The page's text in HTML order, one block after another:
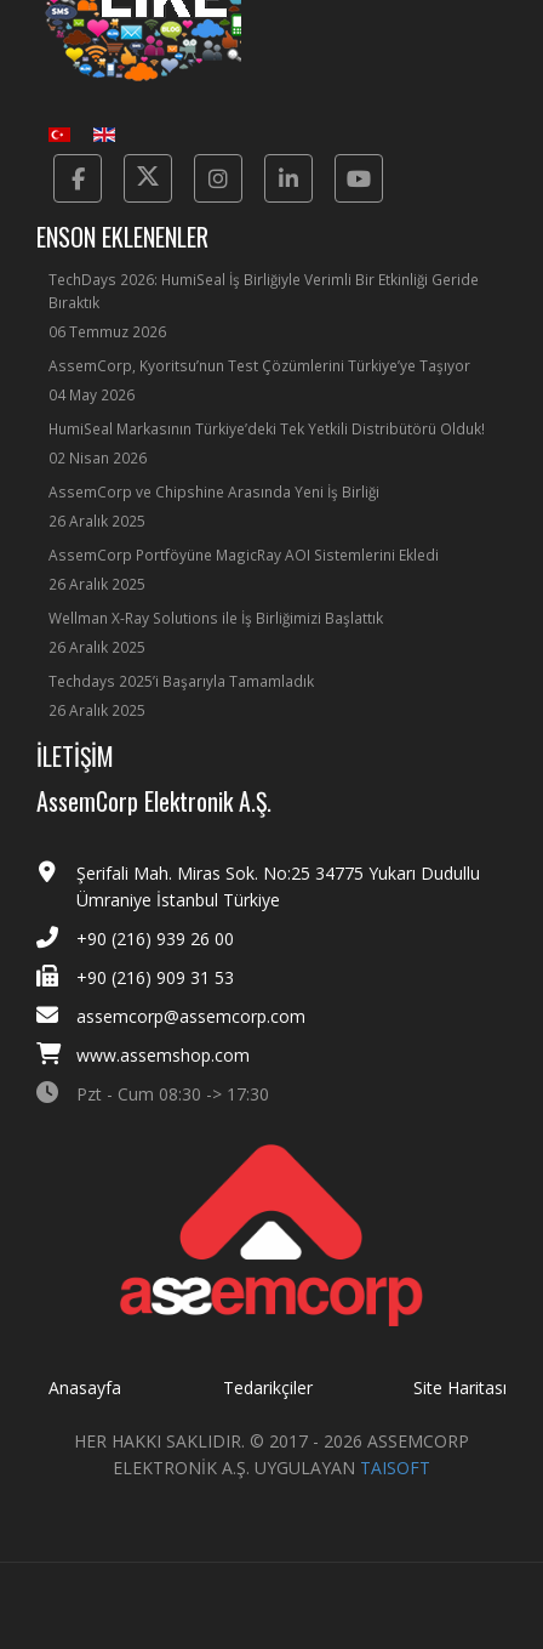
FacebookTwitterInstagramLinkedinYotube
ENSON EKLENENLER
TechDays 2026: HumiSeal İş Birliğiyle Verimli Bir Etkinliği Geride
Bıraktık
06 Temmuz 2026
AssemCorp, Kyoritsu’nun Test Çözümlerini Türkiye’ye Taşıyor
04 May 2026
HumiSeal Markasının Türkiye’deki Tek Yetkili Distribütörü Olduk!
02 Nisan 2026
AssemCorp ve Chipshine Arasında Yeni İş Birliği
26 Aralık 2025
AssemCorp Portföyüne MagicRay AOI Sistemlerini Ekledi
26 Aralık 2025
Wellman X-Ray Solutions ile İş Birliğimizi Başlattık
26 Aralık 2025
Techdays 2025’i Başarıyla Tamamladık
26 Aralık 2025
İLETİŞİM
AssemCorp Elektronik A.Ş.
Şerifali Mah. Miras Sok. No:25 34775 Yukarı Dudullu
Ümraniye İstanbul Türkiye
+90 (216) 939 26 00
+90 (216) 909 31 53
assemcorp@assemcorp.com
www.assemshop.com
Pzt - Cum 08:30 -> 17:30
Anasayfa Tedarikçiler Site Haritası
HER HAKKI SAKLIDIR. © 2017 - 2026 ASSEMCORP
ELEKTRONİK A.Ş. UYGULAYAN TAISOFT